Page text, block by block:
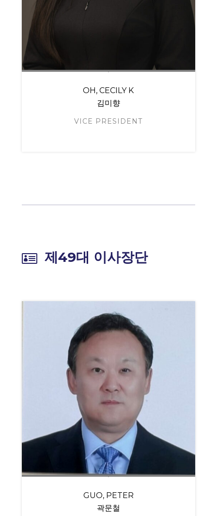
OH, CECILY K
김미향
VICE PRESIDENT
 제49대 이사장단
GUO, PETER
곽문철